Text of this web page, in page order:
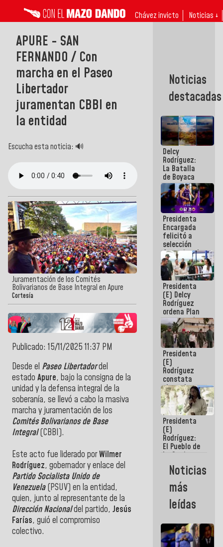
Chávez invicto Noticias ↓
APURE - SAN
FERNANDO / Con
marcha en el Paseo
Libertador
juramentan CBBI en
la entidad
Escucha esta noticia: 🔊
Juramentación de los Comités
Bolivarianos de Base Integral en Apure
Cortesía
Publicado: 15/11/2025 11:37 PM
Desde el Paseo Libertadordel
estado Apure, bajo la consigna de la
unidad y la defensa integral de la
soberanía, se llevó a cabo la masiva
marcha y juramentación de los
Comités Bolivarianos de Base
Integral(CBBI).
Este acto fue liderado porWilmer
Rodríguez, gobernador y enlace del
Partido Socialista Unido de
Venezuela(PSUV) en la entidad,
quien, junto al representante de la
Dirección Nacionaldel partido, Jesús
Farías, guió el compromiso
colectivo.
Noticias
destacadas
Delcy
Rodríguez:
La Batalla
de Boyaca
representa
un capítulo
decisivo en
la gesta
emancipadora
de nuestra
América
Presidenta
Encargada
felicitó a
selección
femenina de
baloncesto
por su
clasificación
a la
AmeriCup
2027
Presidenta
(E) Delcy
Rodríguez
ordena Plan
maestro de
desarrollo
logístico y
turístico
para La
Guaira
Presidenta
(E)
Rodríguez
constata
obras de
rehabilitación
de Escuela
Militar de
Mamo en La
Guaira
Presidenta
(E)
Rodríguez:
El Pueblo de
La Guaira
siempre
estará
acompañada
por el
Gobierno
Nacional
Noticias
más
leídas